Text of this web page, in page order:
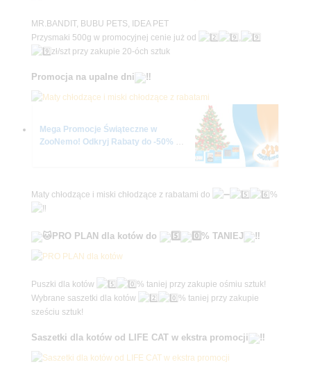
MR.BANDIT, BUBU PETS, IDEA PET
Przysmaki 500g w promocyjnej cenie już od
,
zł/szt przy zakupie 20-óch sztuk
Promocja na upalne dni
Mega Promocje Świąteczne w
ZooNemo! Odkryj Rabaty do -50% na
Maty chłodzące i miski chłodzące z rabatami do
%
PRO PLAN dla kotów do
% TANIEJ
Puszki dla kotów
% taniej przy zakupie ośmiu sztuk!
Wybrane saszetki dla kotów
% taniej przy zakupie
sześciu sztuk!
Saszetki dla kotów od LIFE CAT w ekstra promocji